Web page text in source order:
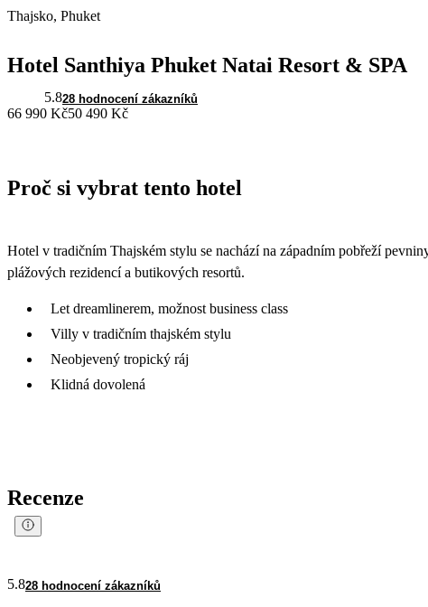
Thajsko, Phuket
Hotel Santhiya Phuket Natai Resort & SPA
5.828 hodnocení zákazníků
66 990 Kč50 490 Kč
Proč si vybrat tento hotel
Hotel v tradičním Thajském stylu se nachází na západním pobřeží
plážových rezidencí a butikových resortů.
Let dreamlinerem, možnost business class
Villy v tradičním thajském stylu
Neobjevený tropický ráj
Klidná dovolená
Recenze
5.828 hodnocení zákazníků